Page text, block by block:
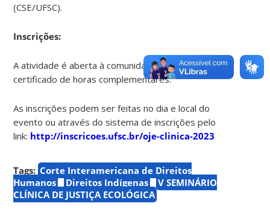
(CSE/UFSC).
Inscrições:
A atividade é aberta à comunidade, gratuita, com
certificado de horas complementares.
As inscrições podem ser feitas no dia e local do
evento ou através do sistema de inscrições pelo
link: http://inscricoes.ufsc.br/oje-clinica-2023
Tags: Corte Interamericana de Direitos
Humanos
Direitos Indígenas
V SEMINÁRIO
CLÍNICA DE JUSTIÇA ECOLÓGICA